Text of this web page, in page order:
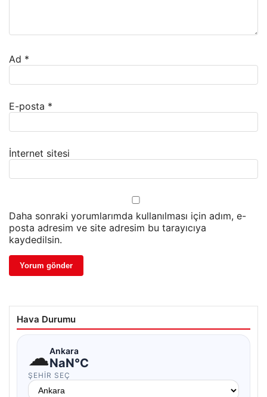
Ad *
E-posta *
İnternet sitesi
Daha sonraki yorumlarımda kullanılması için adım, e-
posta adresim ve site adresim bu tarayıcıya
kaydedilsin.
Hava Durumu
☁Ankara
NaN°C
ŞEHIR SEÇ